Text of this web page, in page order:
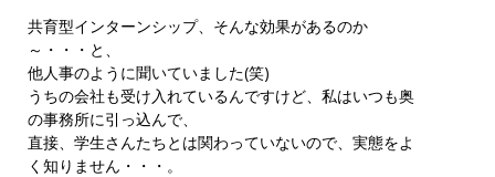
共育型インターンシップ、そんな効果があるのか
～・・・と、
他人事のように聞いていました(笑)
うちの会社も受け入れているんですけど、私はいつも奥
の事務所に引っ込んで、
直接、学生さんたちとは関わっていないので、実態をよ
く知りません・・・。